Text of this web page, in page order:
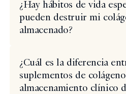
¿Hay hábitos de vida
pueden destruir mi
almacenado?
¿Cuál es la diferencia
suplementos de
almacenamiento clínico